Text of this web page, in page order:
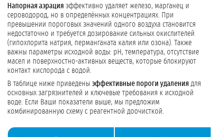
Напорная аэрация эффективно удаляет железо, марганец и
сероводород, но в определённых концентрациях. При
превышении пороговых значений одного воздуха становится
недостаточно и требуется дозирование сильных окислителей
(гипохлорита натрия, перманганата калия или озона). Также
важны параметры исходной воды: pH, температура, отсутствие
масел и поверхностно-активных веществ, которые блокируют
контакт кислорода с водой.
В таблице ниже приведены эффективные пороги удаления для
основных загрязнителей и ключевые требования к исходной
воде. Если Ваши показатели выше, мы предложим
комбинированную схему с реагентной доочисткой.